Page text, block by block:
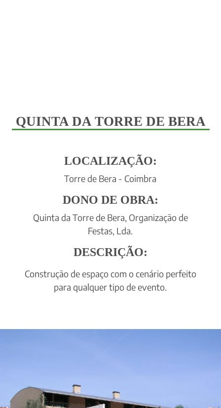
QUINTA DA TORRE DE BERA
LOCALIZAÇÃO:
Torre de Bera - Coimbra
DONO DE OBRA:
Quinta da Torre de Bera, Organização de
Festas, Lda.
DESCRIÇÃO:
Construção de espaço com o cenário perfeito
para qualquer tipo de evento.